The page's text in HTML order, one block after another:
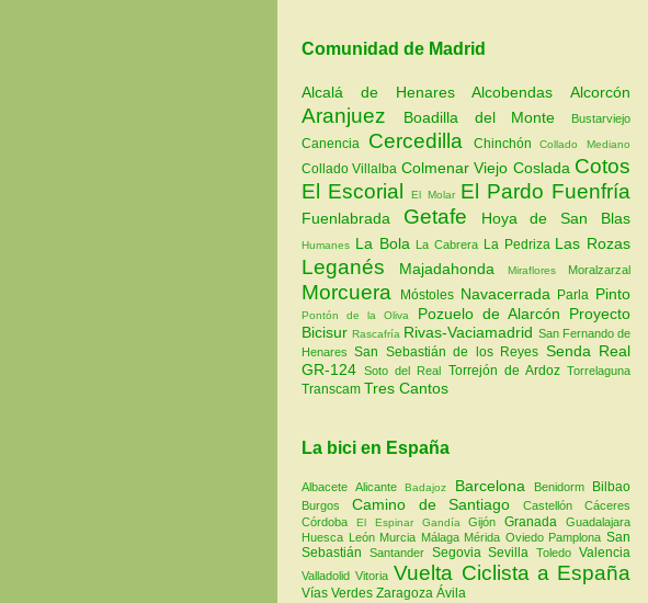
Comunidad de Madrid
Alcalá de HenaresAlcobendas Alcorcón
Aranjuez Boadilla del Monte Bustarviejo
Canencia Cercedilla ChinchónCollado Mediano
Collado Villalba Colmenar Viejo Coslada Cotos
El EscorialEl Molar El Pardo Fuenfría
Fuenlabrada Getafe Hoya de San Blas
Humanes La Bola La Cabrera La Pedriza Las Rozas
Leganés Majadahonda Miraflores Moralzarzal
Morcuera Móstoles Navacerrada Parla Pinto
Pontón de la Oliva Pozuelo de Alarcón Proyecto
BicisurRascafría Rivas-Vaciamadrid San Fernando de
HenaresSan Sebastián de los Reyes Senda Real
GR-124Soto del Real Torrejón de ArdozTorrelaguna
Transcam Tres Cantos
La bici en España
AlbaceteAlicanteBadajoz Barcelona Benidorm Bilbao
Burgos Camino de SantiagoCastellónCáceres
Córdoba El Espinar GandíaGijónGranadaGuadalajara
Huesca León Murcia Málaga Mérida Oviedo PamplonaSan
Sebastián Santander SegoviaSevillaToledoValencia
ValladolidVitoria Vuelta Ciclista a España
Vías Verdes Zaragoza Ávila